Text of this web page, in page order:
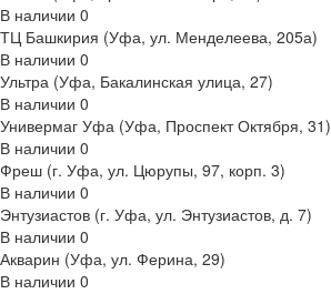
В наличии 0
ТЦ Башкирия (Уфа, ул. Менделеева, 205а)
В наличии 0
Ультра (Уфа, Бакалинская улица, 27)
В наличии 0
Универмаг Уфа (Уфа, Проспект Октября, 31)
В наличии 0
Фреш (г‌. Уфа, ул. Цюрупы, 97, корп. 3)
В наличии 0
Энтузиастов (г. Уфа, ул. Энтузиастов, д. 7)
В наличии 0
Акварин (Уфа, ул. Ферина, 29)
В наличии 0